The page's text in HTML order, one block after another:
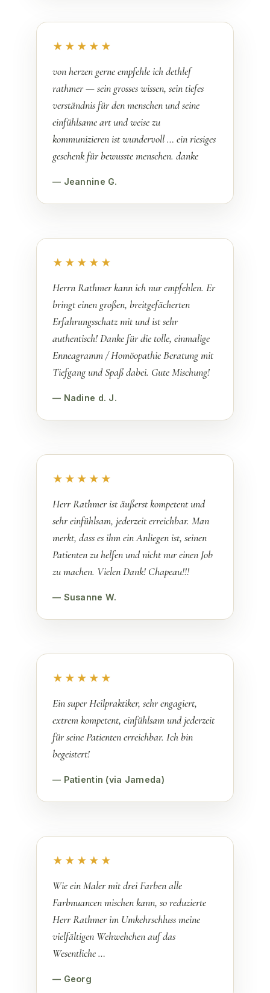
★★★★★
von herzen gerne empfehle ich dethlef
rathmer — sein grosses wissen, sein tiefes
verständnis für den menschen und seine
einfühlsame art und weise zu
kommunizieren ist wundervoll … ein riesiges
geschenk für bewusste menschen. danke
— Jeannine G.
★★★★★
Herrn Rathmer kann ich nur empfehlen. Er
bringt einen großen, breitgefächerten
Erfahrungsschatz mit und ist sehr
authentisch! Danke für die tolle, einmalige
Enneagramm / Homöopathie Beratung mit
Tiefgang und Spaß dabei. Gute Mischung!
— Nadine d. J.
★★★★★
Herr Rathmer ist äußerst kompetent und
sehr einfühlsam, jederzeit erreichbar. Man
merkt, dass es ihm ein Anliegen ist, seinen
Patienten zu helfen und nicht nur einen Job
zu machen. Vielen Dank! Chapeau!!!
— Susanne W.
★★★★★
Ein super Heilpraktiker, sehr engagiert,
extrem kompetent, einfühlsam und jederzeit
für seine Patienten erreichbar. Ich bin
begeistert!
— Patientin (via Jameda)
★★★★★
Wie ein Maler mit drei Farben alle
Farbnuancen mischen kann, so reduzierte
Herr Rathmer im Umkehrschluss meine
vielfältigen Wehwehchen auf das
Wesentliche …
— Georg